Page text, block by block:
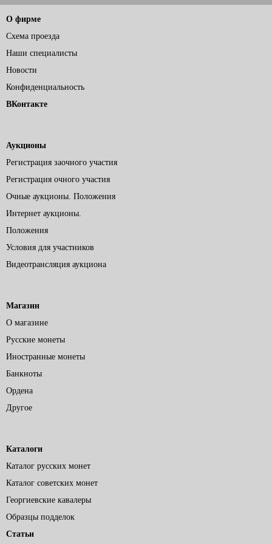
О фирме
Схема проезда
Наши специалисты
Новости
Конфиденциальность
ВКонтакте
Аукционы
Регистрация заочного участия
Регистрация очного участия
Очные аукционы. Положения
Интернет аукционы.
Положения
Условия для участников
Видеотрансляция аукциона
Магазин
О магазине
Русские монеты
Иностранные монеты
Банкноты
Ордена
Другое
Каталоги
Каталог русских монет
Каталог советских монет
Георгиевские кавалеры
Образцы подделок
Статьи